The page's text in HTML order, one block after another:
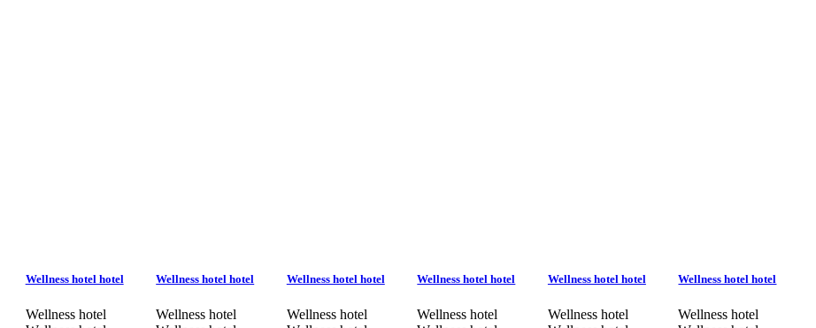
Wellness hotel hotel
Wellness hotel
Wellness hotel hotel
Wellness hotel
Wellness hotel hotel
Wellness hotel
Wellness hotel hotel
Wellness hotel
Wellness hotel hotel
Wellness hotel
Wellness hotel hotel
Wellness hotel